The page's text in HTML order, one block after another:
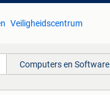
Veiligheidscentrum
Computers en Software